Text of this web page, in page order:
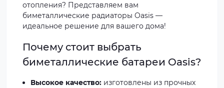
отопления? Представляем вам
биметаллические радиаторы Oasis —
идеальное решение для вашего дома!
Почему стоит выбрать
биметаллические батареи Oasis?
Высокое качество: изготовлены из прочных